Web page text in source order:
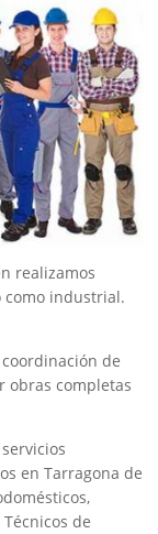
realizamos
como industrial.
de
obras completas
en Tarragona de
de